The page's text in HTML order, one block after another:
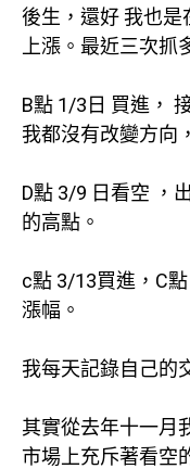
後生，還好 我也
上漲。最近三次抓
B點 1/3日 買進，
我都沒有改變方向
D點 3/9 日看空 ，
的高點。
c點 3/13買進，C
漲幅。
我每天記錄自己的
其實從去年十一月
市場上充斥著看空